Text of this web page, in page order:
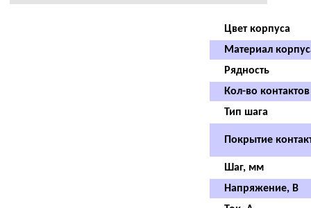
Цвет корпуса
Материал
Рядность
Кол-во контактов
Тип шага
Покрытие
Шаг, мм
Напряжение, В